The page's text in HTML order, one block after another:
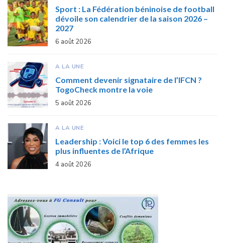
Sport : La Fédération béninoise de football
dévoile son calendrier de la saison 2026 –
2027
6 août 2026
A LA UNE
Comment devenir signataire de l’IFCN ?
TogoCheck montre la voie
5 août 2026
A LA UNE
Leadership : Voici le top 6 des femmes les
plus influentes de l’Afrique
4 août 2026